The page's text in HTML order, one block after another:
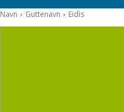
Navn Guttenavn Eidis